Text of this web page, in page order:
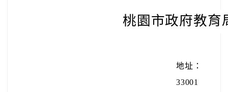
桃園市政府教育
地址：
33001